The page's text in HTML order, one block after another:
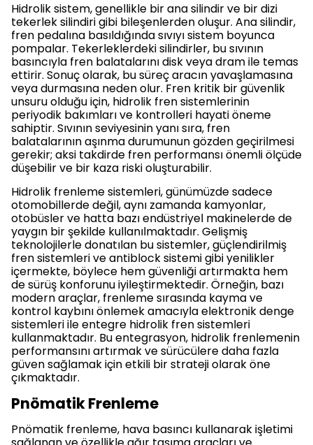
Hidrolik sistem, genellikle bir ana silindir ve bir dizi
tekerlek silindiri gibi bileşenlerden oluşur. Ana silindir,
fren pedalına basıldığında sıvıyı sistem boyunca
pompalar. Tekerleklerdeki silindirler, bu sıvının
basıncıyla fren balatalarını disk veya dram ile temas
ettirir. Sonuç olarak, bu süreç aracın yavaşlamasına
veya durmasına neden olur. Fren kritik bir güvenlik
unsuru olduğu için, hidrolik fren sistemlerinin
periyodik bakımları ve kontrolleri hayati öneme
sahiptir. Sıvının seviyesinin yanı sıra, fren
balatalarının aşınma durumunun gözden geçirilmesi
gerekir; aksi takdirde fren performansı önemli ölçüde
düşebilir ve bir kaza riski oluşturabilir.
Hidrolik frenleme sistemleri, günümüzde sadece
otomobillerde değil, aynı zamanda kamyonlar,
otobüsler ve hatta bazı endüstriyel makinelerde de
yaygın bir şekilde kullanılmaktadır. Gelişmiş
teknolojilerle donatılan bu sistemler, güçlendirilmiş
fren sistemleri ve antiblock sistemi gibi yenilikler
içermekte, böylece hem güvenliği artırmakta hem
de sürüş konforunu iyileştirmektedir. Örneğin, bazı
modern araçlar, frenleme sırasında kayma ve
kontrol kaybını önlemek amacıyla elektronik denge
sistemleri ile entegre hidrolik fren sistemleri
kullanmaktadır. Bu entegrasyon, hidrolik frenlemenin
performansını artırmak ve sürücülere daha fazla
güven sağlamak için etkili bir strateji olarak öne
çıkmaktadır.
Pnömatik Frenleme
Pnömatik frenleme, hava basıncı kullanarak işletimi